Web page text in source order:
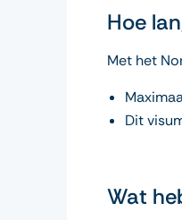
Hoe
Met het
Dit
Wat